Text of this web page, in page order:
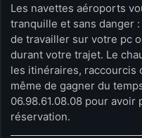
Les navettes aéroports
tranquille et sans danger
de travailler sur votre pc
durant votre trajet. Le
les itinéraires, raccourcis
même de gagner du
06.98.61.08.08 pour avoir
réservation.